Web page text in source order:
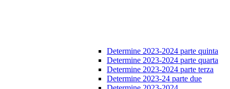
Determine 2023-2024 parte quinta
Determine 2023-2024 parte quarta
Determine 2023-2024 parte terza
Determine 2023-24 parte due